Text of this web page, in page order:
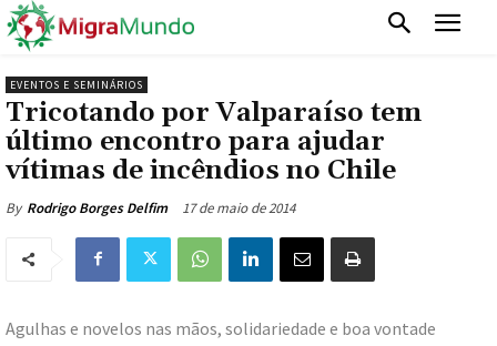
EVENTOS E SEMINÁRIOS
Tricotando por Valparaíso tem
último encontro para ajudar
vítimas de incêndios no Chile
By Rodrigo Borges Delfim 17 de maio de 2014
Agulhas e novelos nas mãos, solidariedade e boa vontade